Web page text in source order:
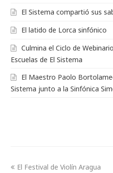
El Sistema compartió sus
El latido de Lorca sinfónico
Culmina el Ciclo de
Escuelas de El Sistema
El Maestro Paolo
Sistema junto a la Sinfónica
El Festival de Violín Aragua